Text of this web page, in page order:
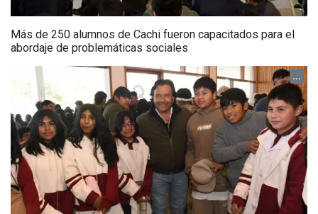
Más de 250 alumnos de Cachi fueron capacitados para el
abordaje de problemáticas sociales
...